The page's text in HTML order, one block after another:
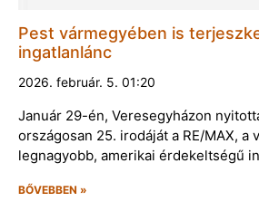
Pest vármegyében is
ingatlanlánc
2026. február. 5. 01:20
Január 29-én, Veresegyházon
országosan 25. irodáját a RE/MAX, a
legnagyobb, amerikai érdekeltségű
BŐVEBBEN »